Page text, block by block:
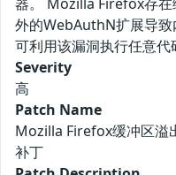
外的WebAuthN扩展导
可利用该漏洞执行任意代
Severity
高
Patch Name
Mozilla Firefox缓冲区溢
补丁